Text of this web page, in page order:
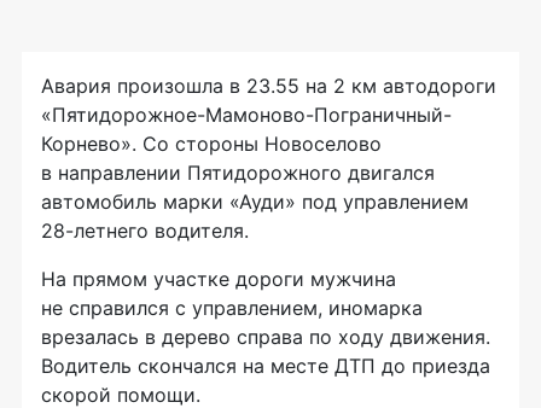
Авария произошла в 23.55 на 2 км автодороги
«Пятидорожное-Мамоново-Пограничный-
Корнево». Со стороны Новоселово
в направлении Пятидорожного двигался
автомобиль марки «Ауди» под управлением
28-летнего водителя.
На прямом участке дороги мужчина
не справился с управлением, иномарка
врезалась в дерево справа по ходу движения.
Водитель скончался на месте ДТП до приезда
скорой помощи.